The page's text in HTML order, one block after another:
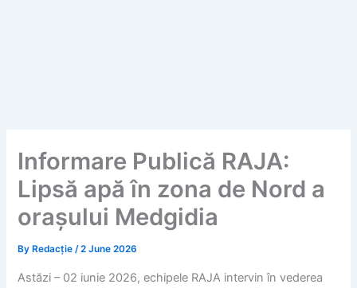
Informare Publică RAJA:
Lipsă apă în zona de Nord a
orașului Medgidia
By Redacție/2 June 2026
Astăzi – 02 iunie 2026, echipele RAJA intervin în vederea